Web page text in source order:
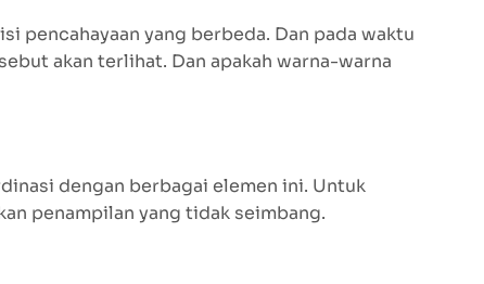
pencahayaan yang berbeda. Dan pada waktu
akan terlihat. Dan apakah warna-warna
dengan berbagai elemen ini. Untuk
penampilan yang tidak seimbang.